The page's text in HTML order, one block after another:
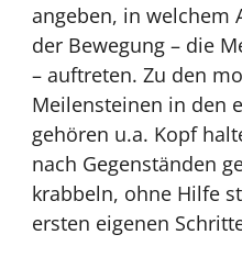
angeben, in welchem
der Bewegung – die
– auftreten. Zu den
Meilensteinen in den
gehören u.a. Kopf
nach Gegenständen
krabbeln, ohne Hilfe
ersten eigenen